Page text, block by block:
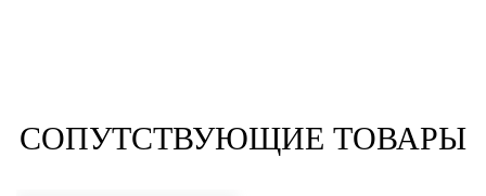
СОПУТСТВУЮЩИЕ ТОВАРЫ